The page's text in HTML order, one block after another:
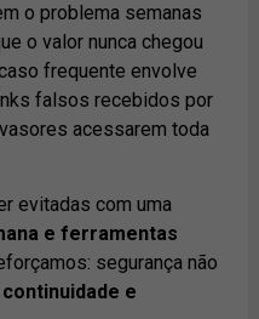
o problema semanas
o valor nunca chegou
frequente envolve
falsos recebidos por
acessarem toda
evitadas com uma
e ferramentas
segurança não
e